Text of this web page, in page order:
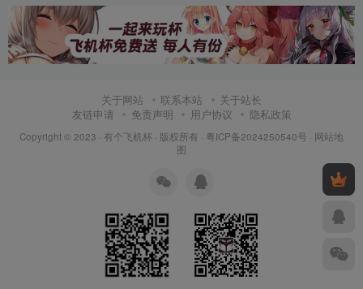
关于网站 联系本站
关于站长
友链申请
免责声明 用户协议 隐私政策
Copyright © 2023 · 有个飞机杯 · 版权所有 · 粤ICP备2024250540号 · 网站地
图